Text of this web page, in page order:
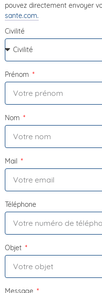
pouvez directement envoyer
sante.com.
Civilité
Prénom
Nom
Mail
Téléphone
Objet
Message